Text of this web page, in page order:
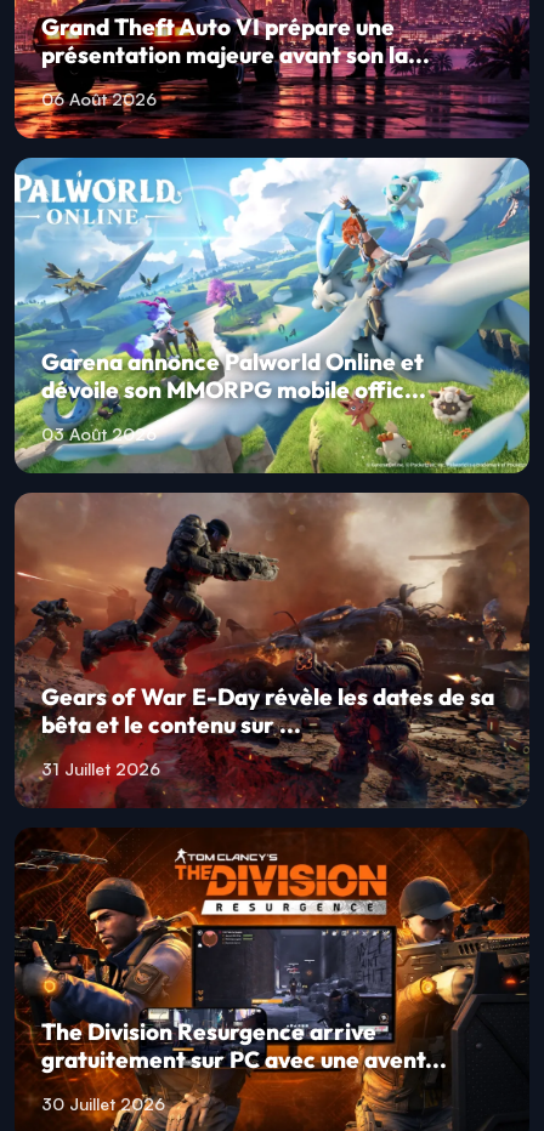
Grand Theft Auto VI prépare une
présentation majeure avant son la...
06 Août 2026
Garena annonce Palworld Online et
dévoile son MMORPG mobile offic...
03 Août 2026
Gears of War E-Day révèle les dates de sa
bêta et le contenu sur ...
31 Juillet 2026
The Division Resurgence arrive
gratuitement sur PC avec une avent...
30 Juillet 2026